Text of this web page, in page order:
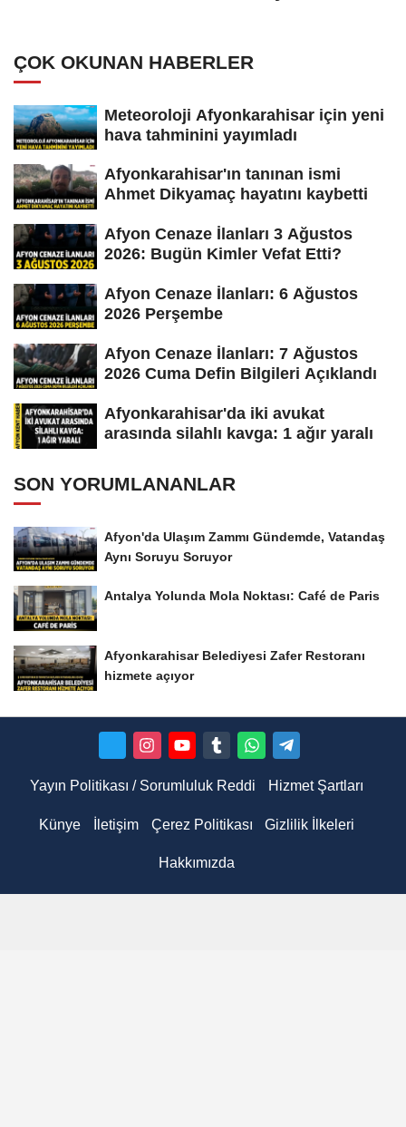
ÇOK OKUNAN HABERLER
Meteoroloji Afyonkarahisar için yeni
hava tahminini yayımladı
Afyonkarahisar'ın tanınan ismi
Ahmet Dikyamaç hayatını kaybetti
Afyon Cenaze İlanları 3 Ağustos
2026: Bugün Kimler Vefat Etti?
Afyon Cenaze İlanları: 6 Ağustos
2026 Perşembe
Afyon Cenaze İlanları: 7 Ağustos
2026 Cuma Defin Bilgileri Açıklandı
Afyonkarahisar'da iki avukat
arasında silahlı kavga: 1 ağır yaralı
SON YORUMLANANLAR
Afyon'da Ulaşım Zammı Gündemde, Vatandaş
Aynı Soruyu Soruyor
Antalya Yolunda Mola Noktası: Café de Paris
Afyonkarahisar Belediyesi Zafer Restoranı
hizmete açıyor
Yayın Politikası / Sorumluluk Reddi Hizmet Şartları
Künye İletişim Çerez Politikası Gizlilik İlkeleri
Hakkımızda